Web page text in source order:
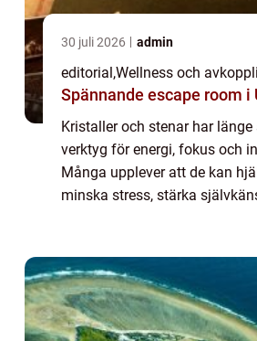
30 juli 2026 admin
editorial,Wellness och
Spännande escape room i
Kristaller och stenar har
verktyg för energi, fokus och
Många upplever att de kan
minska stress, stärka